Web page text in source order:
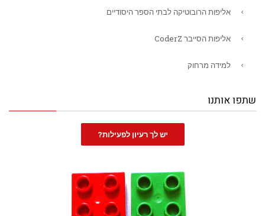
אליפות הרובוטיקה לבתי הספר היסודיים
אליפות הסייבר CoderZ
למידה מרחוק
שתפו אותנו
יש לך רעיון לפעילות?